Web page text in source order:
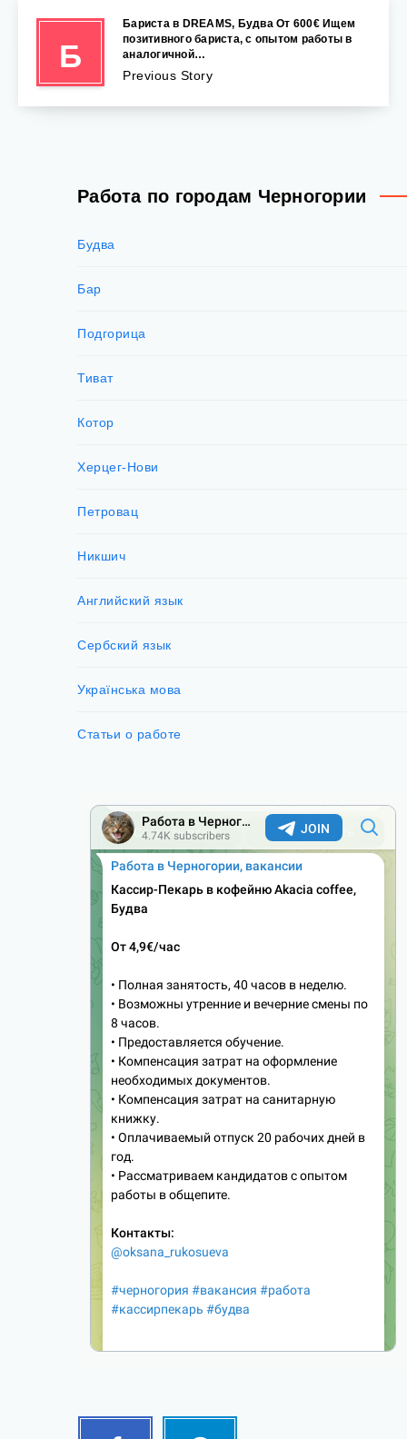
Б
Бариста в DREAMS, Будва От 600€ Ищем
позитивного бариста, с опытом работы в
аналогичной…
Previous Story
Работа по городам Черногории
Будва
Бар
Подгорица
Тиват
Котор
Херцег-Нови
Петровац
Никшич
Английский язык
Сербский язык
Українська мова
Статьи о работе